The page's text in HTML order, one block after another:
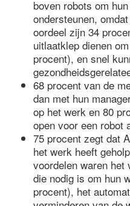
boven robots om
ondersteunen,
oordeel zijn 34
uitlaatklep dienen
procent), en snel
68 procent van de
dan met hun
op het werk en 80
open voor een robot
75 procent zegt dat
het werk heeft
voordelen waren
die nodig is om hun
procent), het